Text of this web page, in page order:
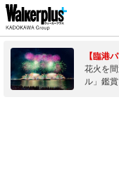
【臨港
花火を
ル」鑑